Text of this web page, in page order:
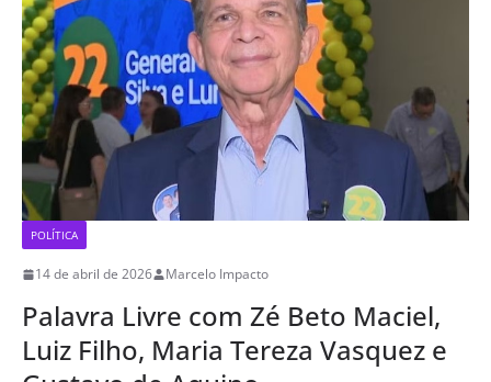
POLÍTICA
14 de abril de 2026 Marcelo Impacto
Palavra Livre com Zé Beto Maciel,
Luiz Filho, Maria Tereza Vasquez e